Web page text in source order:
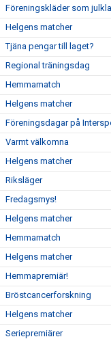
Föreningskläder som
Helgens matcher
Tjäna pengar till laget?
Regional träningsdag
Hemmamatch
Helgens matcher
Föreningsdagar på
Varmt välkomna
Helgens matcher
Riksläger
Fredagsmys!
Helgens matcher
Hemmamatch
Helgens matcher
Hemmapremiär!
Bröstcancerforskning
Helgens matcher
Seriepremiärer